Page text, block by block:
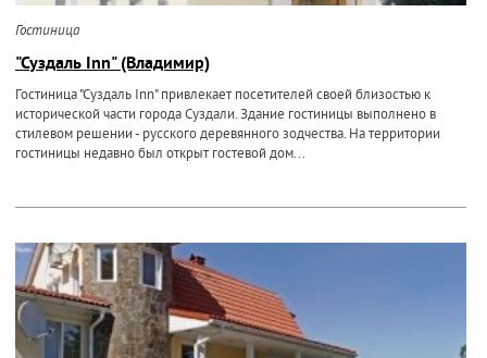
Гостиница
"Суздаль Inn" (Владимир)
Гостиница "Суздаль Inn" привлекает посетителей своей близостью к
исторической части города Суздали. Здание гостиницы выполнено в
стилевом решении - русского деревянного зодчества. На территории
гостиницы недавно был открыт гостевой дом...